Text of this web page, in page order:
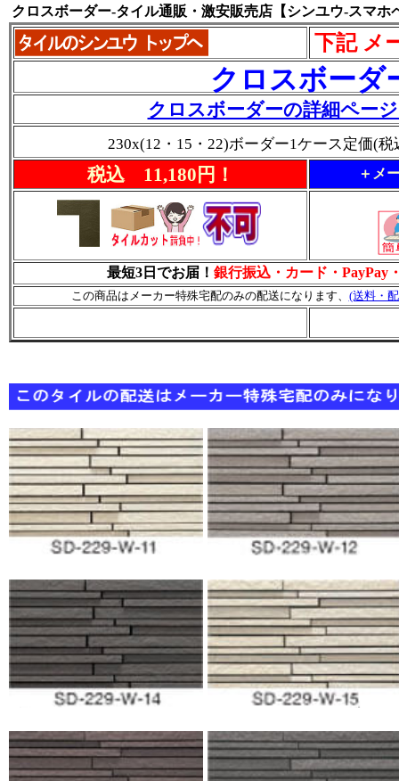
クロスボーダー-タイル通販・激安販売店【シンユウ-スマホ
下記 メ
クロスボーダ
クロスボーダーの詳細ペー
230x(12・15・22)ボーダー1ケース定価(税
税込 11,180円！ ＋メ
最短3日でお届！ 銀行振込・カード・PayPay
この商品はメーカー特殊宅配のみの配送になります、 (送料・